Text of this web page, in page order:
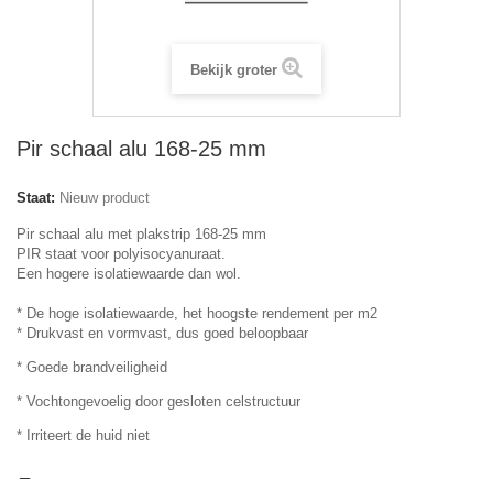
Bekijk groter
Pir schaal alu 168-25 mm
Staat: Nieuw product
Pir schaal alu met plakstrip 168-25 mm
PIR staat voor polyisocyanuraat.
Een hogere isolatiewaarde dan wol.
* De hoge isolatiewaarde, het hoogste rendement per m2
* Drukvast en vormvast, dus goed beloopbaar
* Goede brandveiligheid
* Vochtongevoelig door gesloten celstructuur
* Irriteert de huid niet